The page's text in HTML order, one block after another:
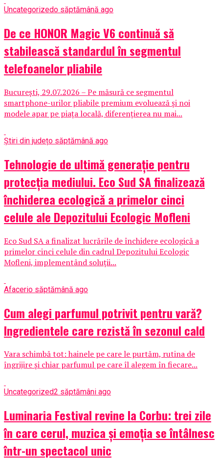
Uncategorizedo săptămână ago
De ce HONOR Magic V6 continuă să
stabilească standardul în segmentul
telefoanelor pliabile
București, 29.07.2026 – Pe măsură ce segmentul
smartphone-urilor pliabile premium evoluează și noi
modele apar pe piața locală, diferențierea nu mai...
Știri din județo săptămână ago
Tehnologie de ultimă generație pentru
protecția mediului. Eco Sud SA finalizează
închiderea ecologică a primelor cinci
celule ale Depozitului Ecologic Mofleni
Eco Sud SA a finalizat lucrările de închidere ecologică a
primelor cinci celule din cadrul Depozitului Ecologic
Mofleni, implementând soluții...
Afacerio săptămână ago
Cum alegi parfumul potrivit pentru vară?
Ingredientele care rezistă în sezonul cald
Vara schimbă tot: hainele pe care le purtăm, rutina de
îngrijire și chiar parfumul pe care îl alegem în fiecare...
Uncategorized2 săptămâni ago
Luminaria Festival revine la Corbu: trei zile
în care cerul, muzica și emoția se întâlnesc
într-un spectacol unic